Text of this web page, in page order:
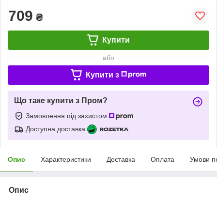
709 ₴
Купити
або
Купити з
Що таке купити з Пром?
Замовлення під захистом
Доступна доставка
Опис Характеристики Доставка Оплата Умови
Опис